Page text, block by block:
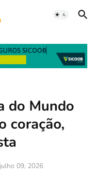
do Mundo
coração,
09, 2026